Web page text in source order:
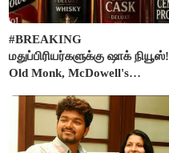
#BREAKING
மதுப்பிரியர்களுக்கு ஷாக் நியூஸ்!
Old Monk, McDowell's
FSSAI தடை